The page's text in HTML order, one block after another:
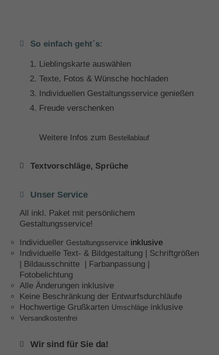
So einfach geht´s:
Lieblingskarte auswählen
Texte, Fotos & Wünsche hochladen
Individuellen Gestaltungsservice genießen
Freude verschenken
Weitere Infos zum Bestellablauf
Textvorschläge, Sprüche
Unser Service
All inkl. Paket mit persönlichem
Gestaltungsservice!
Individueller Gestaltungsservice inklusive
Individuelle Text- & Bildgestaltung | Schriftgrößen
| Bildausschnitte | Farbanpassung |
Fotobelichtung
Alle Änderungen inklusive
Keine Beschränkung der Entwurfsdurchläufe
Hochwertige Grußkarten Umschläge inklusive
Versandkostenfrei
Wir sind für Sie da!